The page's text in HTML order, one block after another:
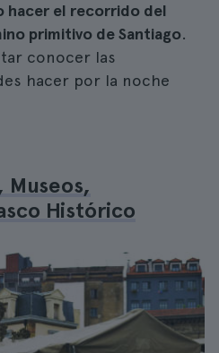
hacer el recorrido del
primitivo de Santiago.
conocer las
hacer por la noche
Museos,
Histórico